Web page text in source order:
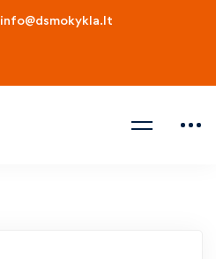
info@dsmokykla.lt